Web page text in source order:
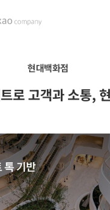
현대백화점
로 고객과 소통,